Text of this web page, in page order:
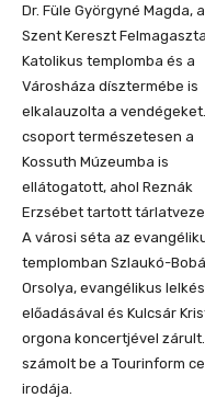
Dr. Füle Györgyné Magda,
Szent Kereszt
Katolikus templomba és a
Városháza dísztermébe is
elkalauzolta a
csoport természetesen a
Kossuth Múzeumba is
ellátogatott, ahol Reznák
Erzsébet tartott
A városi séta az
templomban Szlaukó-
Orsolya, evangélikus
előadásával és Kulcsár
orgona koncertjével
számolt be a Tourinform
irodája.